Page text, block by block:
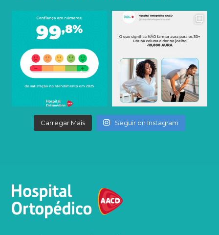
Carregar Mais Seguir on Instagram